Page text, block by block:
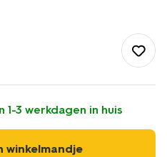
3 werkdagen in huis
winkelmandje